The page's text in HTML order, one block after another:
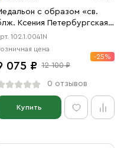
с образом «св.
Ксения Петербургская»
102.1.0041N
цена
075 ₽ 12 100 ₽
-25%
0 отзывов
Купить